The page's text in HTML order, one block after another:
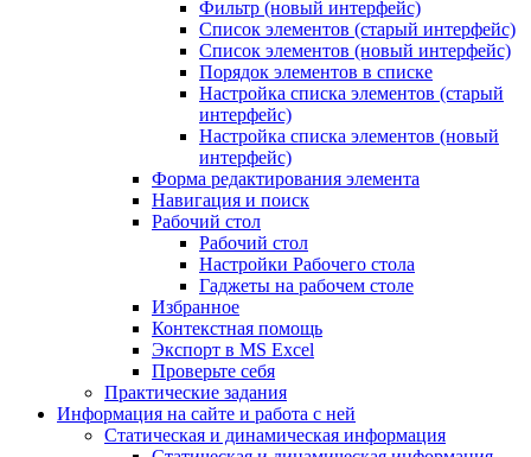
Фильтр (новый интерфейс)
Список элементов (старый интерфейс)
Список элементов (новый интерфейс)
Порядок элементов в списке
Настройка списка элементов (старый
интерфейс)
Настройка списка элементов (новый
интерфейс)
Форма редактирования элемента
Навигация и поиск
Рабочий стол
Рабочий стол
Настройки Рабочего стола
Гаджеты на рабочем столе
Избранное
Контекстная помощь
Экспорт в MS Excel
Проверьте себя
Практические задания
Информация на сайте и работа с ней
Статическая и динамическая информация